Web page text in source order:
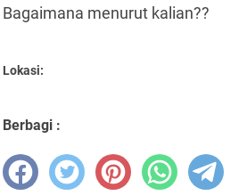
Bagaimana menurut kalian??
Lokasi:
Berbagi :